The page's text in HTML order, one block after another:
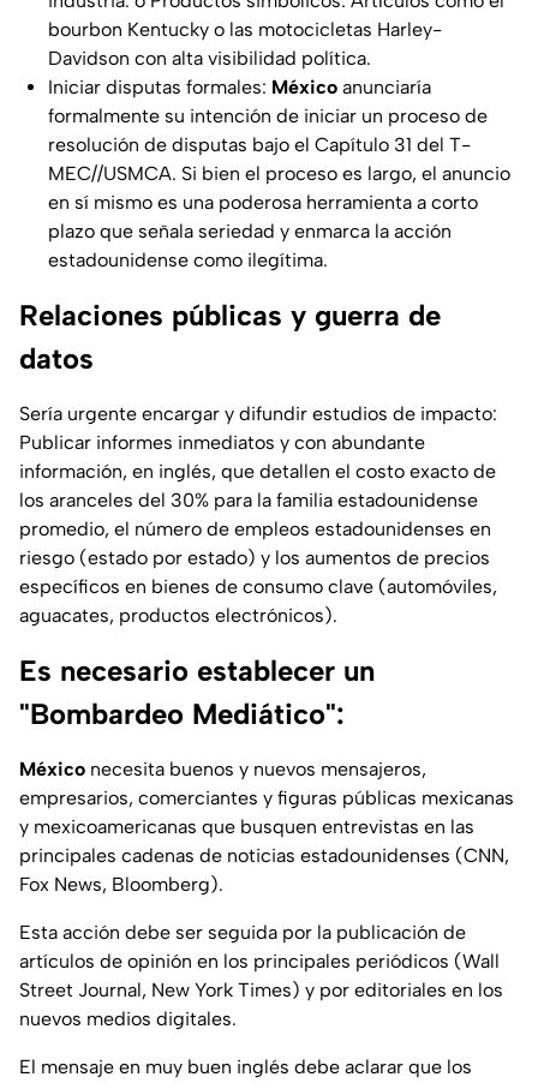
bourbon Kentucky o las motocicletas Harley-
Davidson con alta visibilidad política.
Iniciar disputas formales: México anunciaría
formalmente su intención de iniciar un proceso de
resolución de disputas bajo el Capítulo 31 del T-
MEC//USMCA. Si bien el proceso es largo, el anuncio
en sí mismo es una poderosa herramienta a corto
plazo que señala seriedad y enmarca la acción
estadounidense como ilegítima.
Relaciones públicas y guerra de
datos
Sería urgente encargar y difundir estudios de impacto:
Publicar informes inmediatos y con abundante
información, en inglés, que detallen el costo exacto de
los aranceles del 30% para la familia estadounidense
promedio, el número de empleos estadounidenses en
riesgo (estado por estado) y los aumentos de precios
específicos en bienes de consumo clave (automóviles,
aguacates, productos electrónicos).
Es necesario establecer un
"Bombardeo Mediático":
México necesita buenos y nuevos mensajeros,
empresarios, comerciantes y figuras públicas mexicanas
y mexicoamericanas que busquen entrevistas en las
principales cadenas de noticias estadounidenses (CNN,
Fox News, Bloomberg).
Esta acción debe ser seguida por la publicación de
artículos de opinión en los principales periódicos (Wall
Street Journal, New York Times) y por editoriales en los
nuevos medios digitales.
El mensaje en muy buen inglés debe aclarar que los